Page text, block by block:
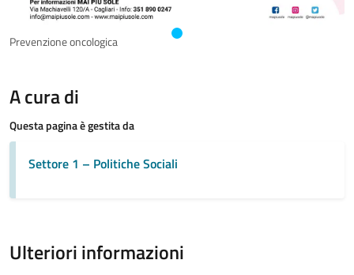
Prevenzione oncologica
A cura di
Questa pagina è gestita da
Settore 1 – Politiche Sociali
Ulteriori informazioni